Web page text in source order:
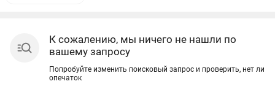
К сожалению, мы ничего не нашли по
вашему запросу
Попробуйте изменить поисковый запрос и проверить, нет ли
опечаток